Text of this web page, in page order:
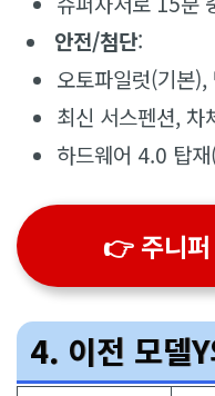
안전/첨단:
오토파일럿(기본
최신 서스펜션, 차
하드웨어 4.0 탑
👉 주니퍼
4. 이전 모델